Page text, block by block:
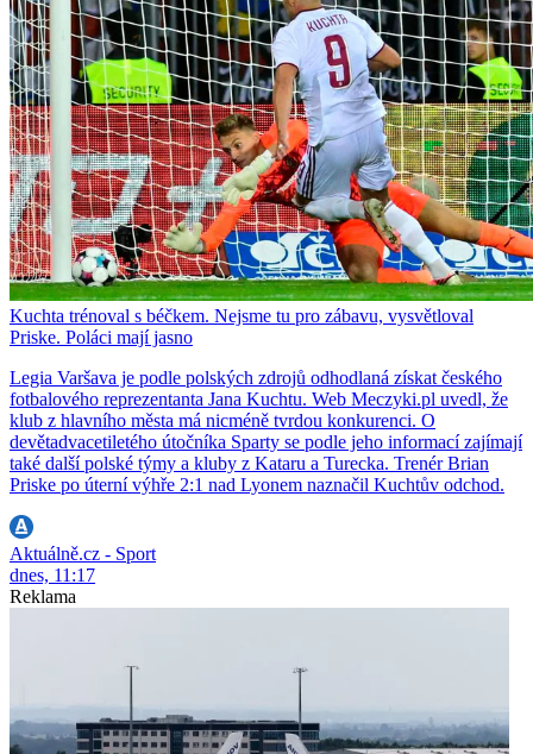
Kuchta trénoval s béčkem. Nejsme tu pro zábavu, vysvětloval
Priske. Poláci mají jasno
Legia Varšava je podle polských zdrojů odhodlaná získat českého
fotbalového reprezentanta Jana Kuchtu. Web Meczyki.pl uvedl, že
klub z hlavního města má nicméně tvrdou konkurenci. O
devětadvacetiletého útočníka Sparty se podle jeho informací zajímají
také další polské týmy a kluby z Kataru a Turecka. Trenér Brian
Priske po úterní výhře 2:1 nad Lyonem naznačil Kuchtův odchod.
Aktuálně.cz - Sport
dnes, 11:17
Reklama